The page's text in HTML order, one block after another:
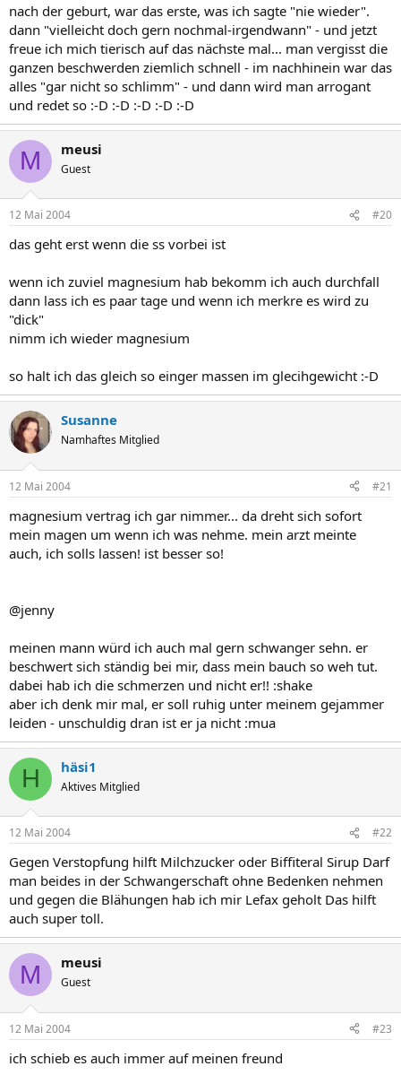
nach der geburt, war das erste, was ich sagte "nie wieder".
dann "vielleicht doch gern nochmal-irgendwann" - und jetzt
freue ich mich tierisch auf das nächste mal... man vergisst die
ganzen beschwerden ziemlich schnell - im nachhinein war das
alles "gar nicht so schlimm" - und dann wird man arrogant
und redet so :-D :-D :-D :-D :-D
M meusi
Guest
12 Mai 2004 #20
das geht erst wenn die ss vorbei ist
wenn ich zuviel magnesium hab bekomm ich auch durchfall
dann lass ich es paar tage und wenn ich merkre es wird zu
"dick"
nimm ich wieder magnesium
so halt ich das gleich so einger massen im glecihgewicht :-D
Susanne
Namhaftes Mitglied
12 Mai 2004 #21
magnesium vertrag ich gar nimmer... da dreht sich sofort
mein magen um wenn ich was nehme. mein arzt meinte
auch, ich solls lassen! ist besser so!
@jenny
meinen mann würd ich auch mal gern schwanger sehn. er
beschwert sich ständig bei mir, dass mein bauch so weh tut.
dabei hab ich die schmerzen und nicht er!! :shake
aber ich denk mir mal, er soll ruhig unter meinem gejammer
leiden - unschuldig dran ist er ja nicht :mua
H häsi1
Aktives Mitglied
12 Mai 2004 #22
Gegen Verstopfung hilft Milchzucker oder Biffiteral Sirup Darf
man beides in der Schwangerschaft ohne Bedenken nehmen
und gegen die Blähungen hab ich mir Lefax geholt Das hilft
auch super toll.
M meusi
Guest
12 Mai 2004 #23
ich schieb es auch immer auf meinen freund